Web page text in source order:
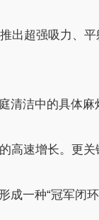
出超强吸力、
清洁中的具体麻
高速增长。更
成一种“冠军闭